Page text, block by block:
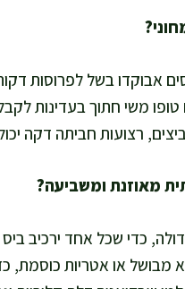
אבוקדו בשל לפרוסות
משי חתוך בעדינות
רצועות חביתה דקה
כדי שכל אחד ירכיב
או אטריות כוסמת,